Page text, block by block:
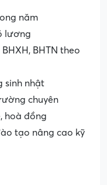
năm
lương
BHTN theo
sinh nhật
chuyên
hoà đồng
tạo nâng cao kỹ